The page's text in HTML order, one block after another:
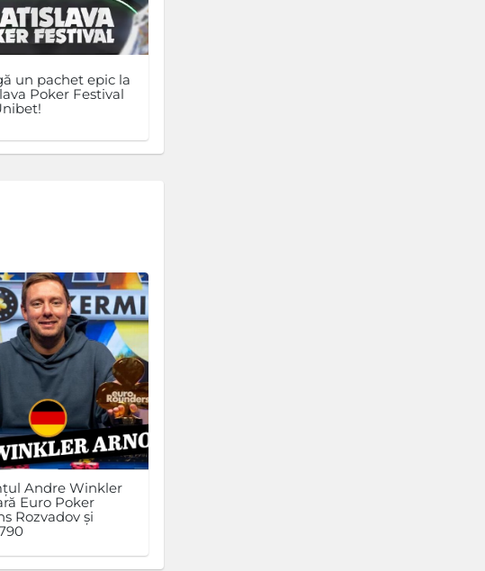
un pachet epic la
Poker Festival
Andre Winkler
Euro Poker
Rozvadov și